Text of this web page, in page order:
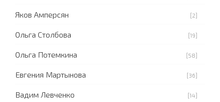
Яков Амперсян [2]
Ольга Столбова [19]
Ольга Потемкина [58]
Евгения Мартынова [36]
Вадим Левченко [14]